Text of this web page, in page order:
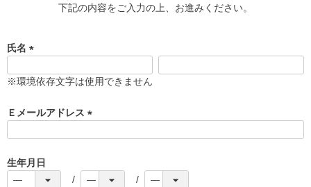
下記の内容をご入力の上、お進みください。
氏名
必
)
※環境依存文字は使用できません
Ｅメールアドレス
)
生年月日